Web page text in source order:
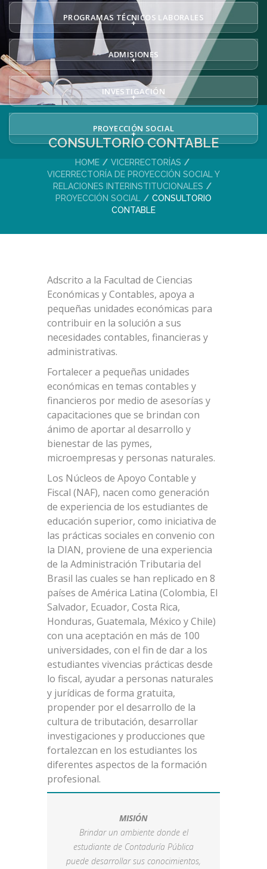
PROGRAMAS TÉCNICOS LABORALES
+
ADMISIONES
+
INVESTIGACIÓN
+
PROYECCIÓN SOCIAL
+
CONSULTORIO CONTABLE
HOME
VICERRECTORÍAS
VICERRECTORÍA DE PROYECCIÓN SOCIAL Y
RELACIONES INTERINSTITUCIONALES
PROYECCIÓN SOCIAL
CONSULTORIO
CONTABLE
Adscrito a la Facultad de Ciencias
Económicas y Contables, apoya a
pequeñas unidades económicas para
contribuir en la solución a sus
necesidades contables, financieras y
administrativas.
Fortalecer a pequeñas unidades
económicas en temas contables y
financieros por medio de asesorías y
capacitaciones que se brindan con
ánimo de aportar al desarrollo y
bienestar de las pymes,
microempresas y personas naturales.
Los Núcleos de Apoyo Contable y
Fiscal (NAF), nacen como generación
de experiencia de los estudiantes de
educación superior, como iniciativa de
las prácticas sociales en convenio con
la DIAN, proviene de una experiencia
de la Administración Tributaria del
Brasil las cuales se han replicado en 8
países de América Latina (Colombia, El
Salvador, Ecuador, Costa Rica,
Honduras, Guatemala, México y Chile)
con una aceptación en más de 100
universidades, con el fin de dar a los
estudiantes vivencias prácticas desde
lo fiscal, ayudar a personas naturales
y jurídicas de forma gratuita,
propender por el desarrollo de la
cultura de tributación, desarrollar
investigaciones y producciones que
fortalezcan en los estudiantes los
diferentes aspectos de la formación
profesional.
MISIÓN
Brindar un ambiente donde el
estudiante de Contaduría Pública
puede desarrollar sus conocimientos,